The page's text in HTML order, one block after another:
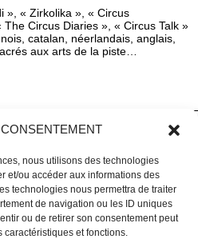
nous utilisons des technologies
et/ou accéder aux informations des
technologies nous permettra de traiter
de navigation ou les ID uniques
ou de retirer son consentement peut
caractéristiques et fonctions.
», « Zirkolika », « Circus
Circus Diaries », « Circus Talk »
catalan, néerlandais, anglais,
aux arts de la piste…
INITIÉ ET PORTÉ PAR UP – CIRCUS &
CATASTROPHE
CENTRE
ARTS DU CIRQUE